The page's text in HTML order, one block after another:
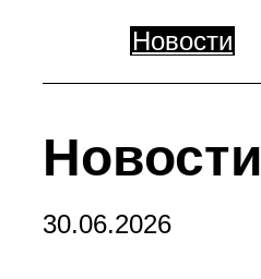
Новости
Новости
30.06.2026